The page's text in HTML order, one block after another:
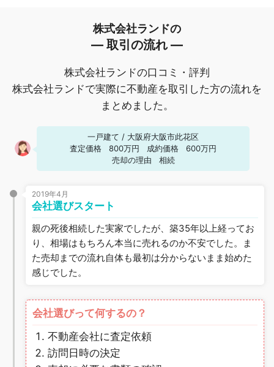
株式会社ランドの
― 取引の流れ ―
株式会社ランドの口コミ・評判
株式会社ランドで実際に不動産を取引した方の流れを
まとめました。
一戸建て / 大阪府大阪市此花区
査定価格
800万円 成約価格
600万円
売却の理由
相続
2019年4月
会社選びスタート
親の死後相続した実家でしたが、築35年以上経ってお
り、相場はもちろん本当に売れるのか不安でした。ま
た売却までの流れ自体も最初は分からないまま始めた
感じでした。
会社選びって何するの？
不動産会社に査定依頼
訪問日時の決定